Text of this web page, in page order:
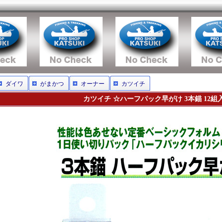
ダイワ がまかつ オーナー カツイチ
カツイチ ☆ハーフパック早がけ 3本錨 12組